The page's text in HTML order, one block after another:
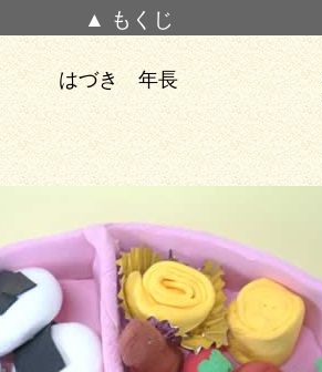
はづき 年長
▲ もくじ